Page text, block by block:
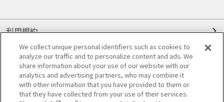
利用規約
個人情報の取り扱いについて
会員優待サービスの提携をご検討の方へ
JAFホームページ
We collect unique personal identifiers such as cookies to
analyze our traffic and to personalize content and ads. We
share information about your use of our website with our
analytics and advertising partners, who may combine it
with other information that you have provided to them or
that they have collected from your use of their services.